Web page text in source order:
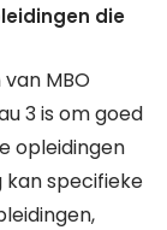
die
MBO
3 is om goed
opleidingen
kan specifieke